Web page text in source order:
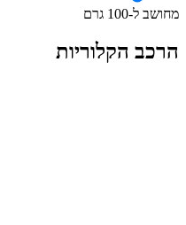
מחושב ל-100 גרם
הרכב הקלוריות